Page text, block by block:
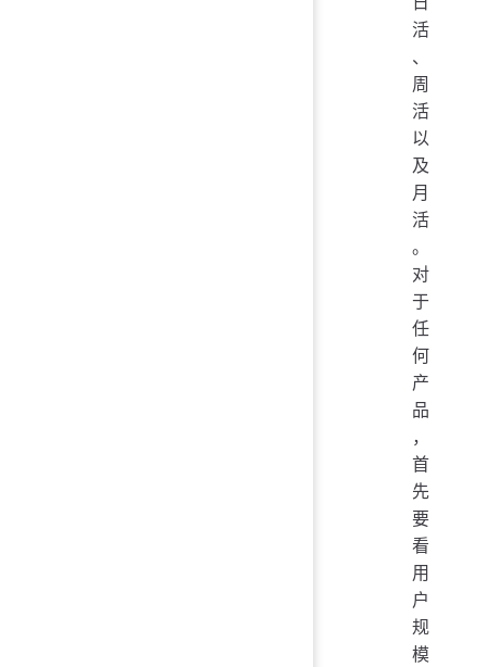
活
、
周
活
以
及
月
活
。
对
于
任
何
产
品
，
首
先
要
看
用
户
规
模